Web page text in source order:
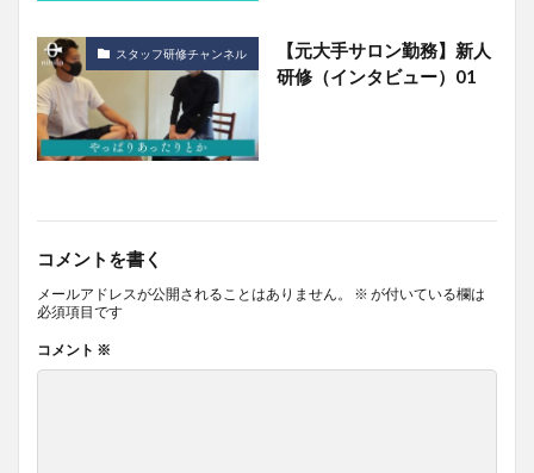
スタッフ研修チャンネル
【元大手サロン勤務】新人
研修（インタビュー）01
コメントを書く
メールアドレスが公開されることはありません。 ※ が付いている欄は
必須項目です
コメント ※